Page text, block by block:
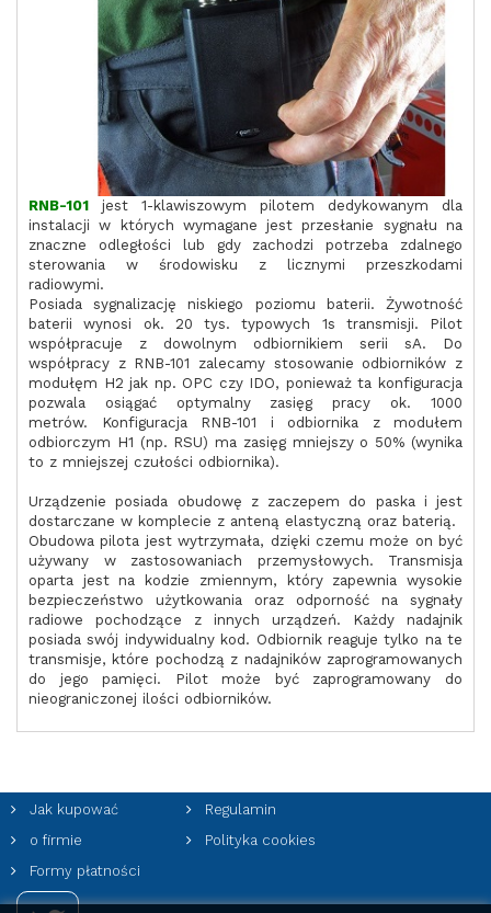
RNB-101 jest 1-klawiszowym pilotem dedykowanym dla
instalacji w których wymagane jest przesłanie sygnału na
znaczne odległości lub gdy zachodzi potrzeba zdalnego
sterowania w środowisku z licznymi przeszkodami
radiowymi.
Posiada sygnalizację niskiego poziomu baterii. Żywotność
baterii wynosi ok. 20 tys. typowych 1s transmisji. Pilot
współpracuje z dowolnym odbiornikiem serii sA. Do
współpracy z RNB-101 zalecamy stosowanie odbiorników z
modułęm H2 jak np. OPC czy IDO, ponieważ ta konfiguracja
pozwala osiągać optymalny zasięg pracy ok. 1000
metrów. Konfiguracja RNB-101 i odbiornika z modułem
odbiorczym H1 (np. RSU) ma zasięg mniejszy o 50% (wynika
to z mniejszej czułości odbiornika).
Urządzenie posiada obudowę z zaczepem do paska i jest
dostarczane w komplecie z anteną elastyczną oraz baterią.
Obudowa pilota jest wytrzymała, dzięki czemu może on być
używany w zastosowaniach przemysłowych. Transmisja
oparta jest na kodzie zmiennym, który zapewnia wysokie
bezpieczeństwo użytkowania oraz odporność na sygnały
radiowe pochodzące z innych urządzeń. Każdy nadajnik
posiada swój indywidualny kod. Odbiornik reaguje tylko na te
transmisje, które pochodzą z nadajników zaprogramowanych
do jego pamięci. Pilot może być zaprogramowany do
nieograniczonej ilości odbiorników.
Jak kupować
o firmie
Formy płatności
Regulamin
Polityka cookies